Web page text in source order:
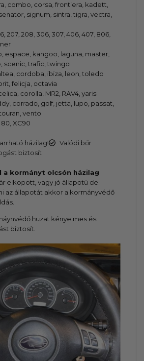
combo, corsa, frontiera, kadett,
signum, sintra, tigra, vectra,
207, 208, 306, 307, 406, 407, 806,
espace, kangoo, laguna, master,
scenic, trafic, twingo
cordoba, ibiza, leon, toledo
felicja, octavia
corolla, MR2, RAV4, yaris
corrado, golf, jetta, lupo, passat,
vento
XC90
házilag!
Valódi bőr
biztosít
a kormányt olcsón házilag
elkopott, vagy jó állapotú de
az állapotát akkor a kormányvédő
huzat kényelmes és
biztosít.